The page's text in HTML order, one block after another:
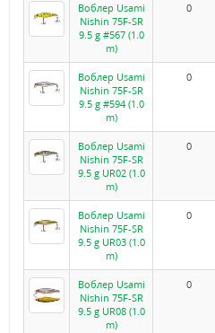
Воблер Usami
Nishin 75F-SR
9.5 g #567 (1.0
m)
0
Воблер Usami
Nishin 75F-SR
9.5 g #594 (1.0
m)
0
Воблер Usami
Nishin 75F-SR
9.5 g UR02 (1.0
m)
0
Воблер Usami
Nishin 75F-SR
9.5 g UR03 (1.0
m)
0
Воблер Usami
Nishin 75F-SR
9.5 g UR08 (1.0
m)
0